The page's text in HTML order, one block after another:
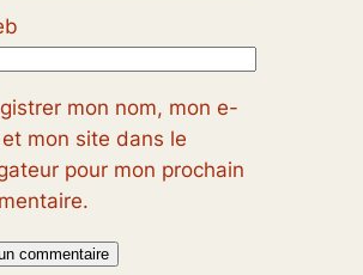
mon nom, mon e-
mon site dans le
pour mon prochain